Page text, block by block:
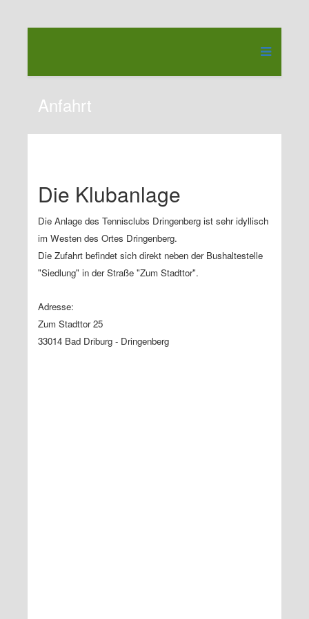
Anfahrt
Die Klubanlage
Die Anlage des Tennisclubs Dringenberg ist sehr idyllisch
im Westen des Ortes Dringenberg.
Die Zufahrt befindet sich direkt neben der Bushaltestelle
"Siedlung" in der Straße "Zum Stadttor".
Adresse:
Zum Stadttor 25
33014 Bad Driburg - Dringenberg